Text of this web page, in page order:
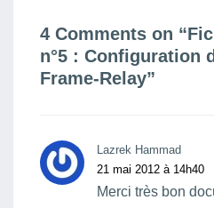
4 Comments on “
n°5 : Configuration
Frame-Relay”
Lazrek Hammad
21 mai 2012 à 14h40
Merci très bon